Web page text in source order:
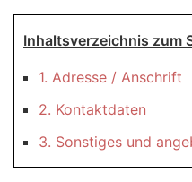
Inhaltsverzeichnis zum
1. Adresse / Anschrift
2. Kontaktdaten
3. Sonstiges und